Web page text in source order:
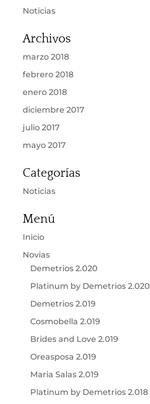
Noticias
Archivos
marzo 2018
febrero 2018
enero 2018
diciembre 2017
julio 2017
mayo 2017
Categorías
Noticias
Menú
Inicio
Novias
Demetrios 2.020
Platinum by Demetrios 2.020
Demetrios 2.019
Cosmobella 2.019
Brides and Love 2.019
Oreasposa 2.019
Maria Salas 2.019
Platinum by Demetrios 2.018